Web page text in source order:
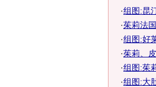
·组图:昆
·茱莉法
·组图:好
·茱莉、
·组图:茱
·组图:大